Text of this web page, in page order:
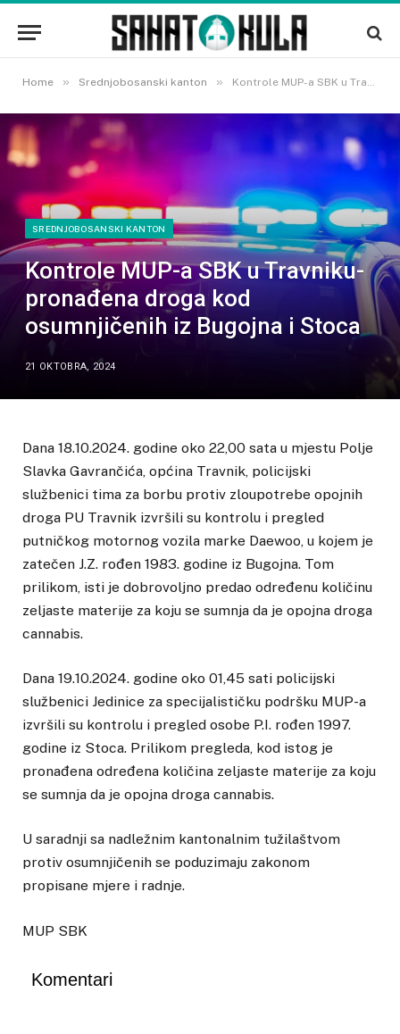
Home » Srednjobosanski kanton » Kontrole MUP-a SBK u Travniku-pronađena droga kod osumnjičenih iz Bugojna i Stoca
SREDNJOBOSANSKI KANTON
Kontrole MUP-a SBK u Travniku-
pronađena droga kod
osumnjičenih iz Bugojna i Stoca
21 OKTOBRA, 2024
Dana 18.10.2024. godine oko 22,00 sata u mjestu Polje
Slavka Gavrančića, općina Travnik, policijski
službenici tima za borbu protiv zloupotrebe opojnih
droga PU Travnik izvršili su kontrolu i pregled
putničkog motornog vozila marke Daewoo, u kojem je
zatečen J.Z. rođen 1983. godine iz Bugojna. Tom
prilikom, isti je dobrovoljno predao određenu količinu
zeljaste materije za koju se sumnja da je opojna droga
cannabis.
Dana 19.10.2024. godine oko 01,45 sati policijski
službenici Jedinice za specijalističku podršku MUP-a
izvršili su kontrolu i pregled osobe P.I. rođen 1997.
godine iz Stoca. Prilikom pregleda, kod istog je
pronađena određena količina zeljaste materije za koju
se sumnja da je opojna droga cannabis.
U saradnji sa nadležnim kantonalnim tužilaštvom
protiv osumnjičenih se poduzimaju zakonom
propisane mjere i radnje.
MUP SBK
Komentari